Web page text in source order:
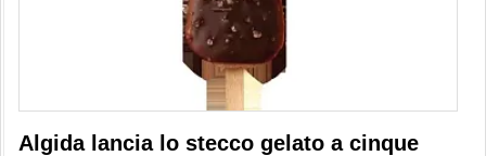
Algida lancia lo stecco gelato a cinque